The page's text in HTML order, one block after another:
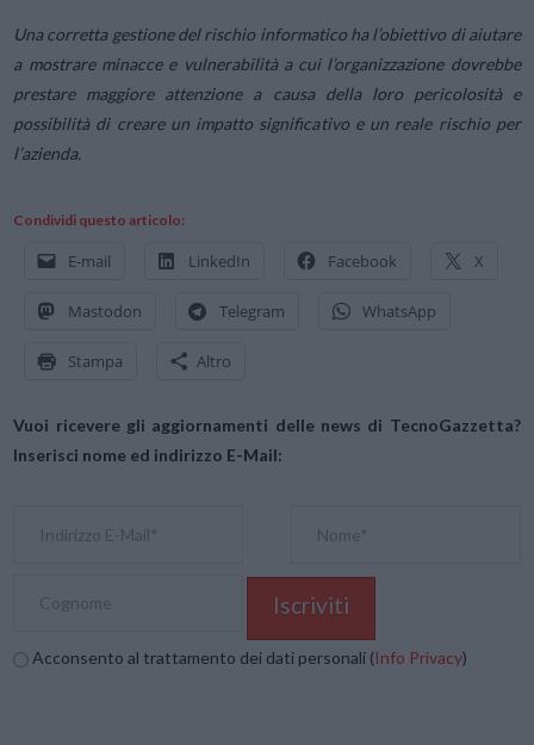
Una corretta gestione del rischio informatico ha l’obiettivo di aiutare
a mostrare minacce e vulnerabilità a cui l’organizzazione dovrebbe
prestare maggiore attenzione a causa della loro pericolosità e
possibilità di creare un impatto significativo e un reale rischio per
l’azienda.
Condividi questo articolo:
E-mail LinkedIn Facebook X
Mastodon Telegram WhatsApp
Stampa Altro
Vuoi ricevere gli aggiornamenti delle news di TecnoGazzetta?
Inserisci nome ed indirizzo E-Mail:
Acconsento al trattamento dei dati personali (Info Privacy)